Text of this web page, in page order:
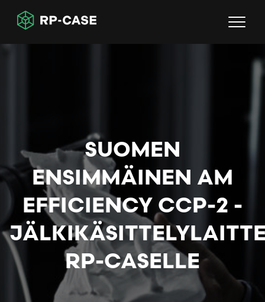
RP-Case - 3D-tulostuksen huippuosaaja
SUOMEN
ENSIMMÄINEN AM
EFFICIENCY CCP-2 -
RP-CASELLE